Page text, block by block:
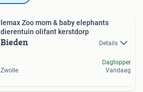
lemax Zoo mom & baby elephants
dierentuin olifant kerstdorp
Bieden Details
Zwolle
Dagtopper
Vandaag